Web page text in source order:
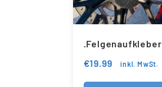
.Felgenaufkleber
€19.99 inkl. MwSt.